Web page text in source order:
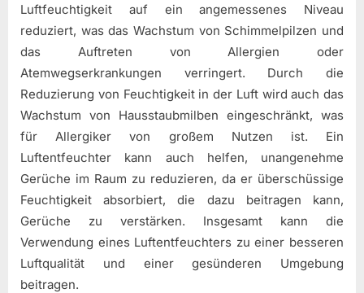
Luftfeuchtigkeit auf ein angemessenes Niveau
reduziert, was das Wachstum von Schimmelpilzen und
das Auftreten von Allergien oder
Atemwegserkrankungen verringert. Durch die
Reduzierung von Feuchtigkeit in der Luft wird auch das
Wachstum von Hausstaubmilben eingeschränkt, was
für Allergiker von großem Nutzen ist. Ein
Luftentfeuchter kann auch helfen, unangenehme
Gerüche im Raum zu reduzieren, da er überschüssige
Feuchtigkeit absorbiert, die dazu beitragen kann,
Gerüche zu verstärken. Insgesamt kann die
Verwendung eines Luftentfeuchters zu einer besseren
Luftqualität und einer gesünderen Umgebung
beitragen.